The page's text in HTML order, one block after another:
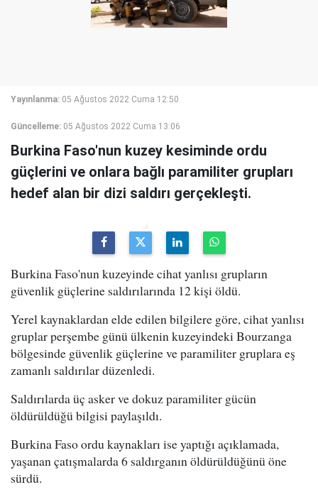
Yayınlanma: 05 Ağustos 2022 Cuma 12:50
Güncelleme: 05 Ağustos 2022 Cuma 13:06
Burkina Faso'nun kuzey kesiminde ordu
güçlerini ve onlara bağlı paramiliter grupları
hedef alan bir dizi saldırı gerçekleşti.
Burkina Faso'nun kuzeyinde cihat yanlısı grupların
güvenlik güçlerine saldırılarında 12 kişi öldü.
Yerel kaynaklardan elde edilen bilgilere göre, cihat yanlısı
gruplar perşembe günü ülkenin kuzeyindeki Bourzanga
bölgesinde güvenlik güçlerine ve paramiliter gruplara eş
zamanlı saldırılar düzenledi.
Saldırılarda üç asker ve dokuz paramiliter gücün
öldürüldüğü bilgisi paylaşıldı.
Burkina Faso ordu kaynakları ise yaptığı açıklamada,
yaşanan çatışmalarda 6 saldırganın öldürüldüğünü öne
sürdü.